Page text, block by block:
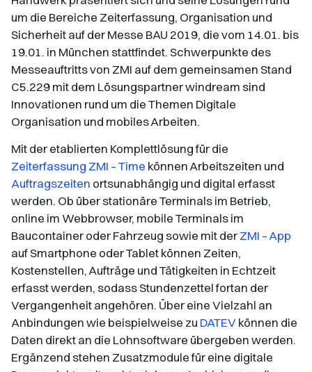
um die Bereiche Zeiterfassung, Organisation und
Sicherheit auf der Messe BAU 2019, die vom 14.01. bis
19.01. in München stattfindet. Schwerpunkte des
Messeauftritts von ZMI auf dem gemeinsamen Stand
C5.229 mit dem Lösungspartner windream sind
Innovationen rund um die Themen Digitale
Organisation und mobiles Arbeiten.
Mit der etablierten Komplettlösung für die
Zeiterfassung ZMI – Time können Arbeitszeiten und
Auftragszeiten ortsunabhängig und digital erfasst
werden. Ob über stationäre Terminals im Betrieb,
online im Webbrowser, mobile Terminals im
Baucontainer oder Fahrzeug sowie mit derZMI – App
auf Smartphone oder Tablet können Zeiten,
Kostenstellen, Aufträge und Tätigkeiten in Echtzeit
erfasst werden, sodass Stundenzettel fortan der
Vergangenheit angehören. Über eine Vielzahl an
Anbindungen wie beispielweise zu DATEV können die
Daten direkt an die Lohnsoftware übergeben werden.
Ergänzend stehen Zusatzmodule für eine digitale